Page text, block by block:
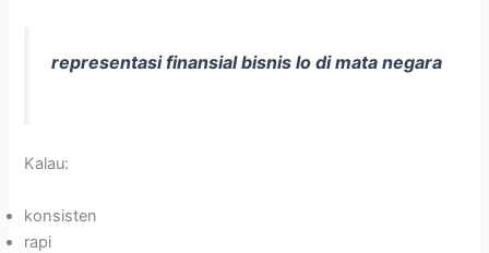
representasi finansial bisnis lo di mata negara
Kalau:
konsisten
rapi